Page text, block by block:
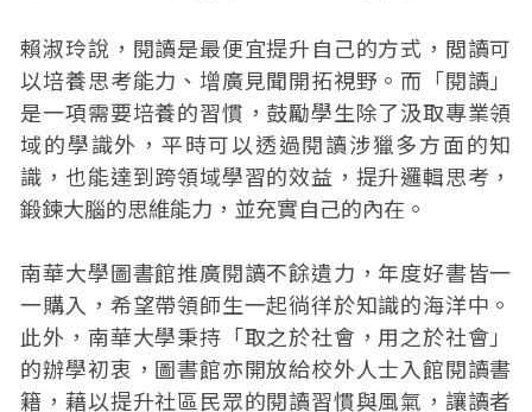
賴淑玲說，閱讀是最便宜提升自己的方式，閲讀可
以培養思考能力、增廣見聞開拓視野。而「閱讀」
是一項需要培養的習慣，鼓勵學生除了汲取專業領
域的學識外，平時可以透過閱讀涉獵多方面的知
識，也能達到跨領域學習的效益，提升邏輯思考，
鍛鍊大腦的思維能力，並充實自己的內在。
南華大學圖書館推廣閱讀不餘遺力，年度好書皆一
一購入，希望帶領師生一起徜徉於知識的海洋中。
此外，南華大學秉持「取之於社會，用之於社會」
的辦學初衷，圖書館亦開放給校外人士入館閱讀書
籍，藉以提升社區民眾的閱讀習慣與風氣，讓讀者